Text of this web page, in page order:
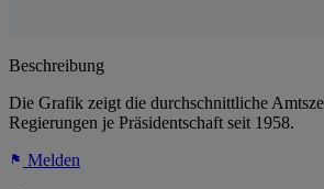
Beschreibung
Die Grafik zeigt die durchschnittliche
Regierungen je Präsidentschaft seit 1958.
Melden